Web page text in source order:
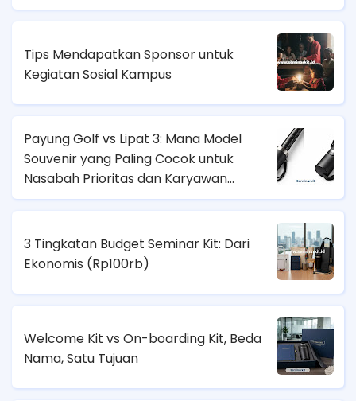
Tips Mendapatkan Sponsor untuk
Kegiatan Sosial Kampus
Payung Golf vs Lipat 3: Mana Model
Souvenir yang Paling Cocok untuk
Nasabah Prioritas dan Karyawan
Lapangan?
3 Tingkatan Budget Seminar Kit: Dari
Ekonomis (Rp100rb)
Welcome Kit vs On-boarding Kit, Beda
Nama, Satu Tujuan